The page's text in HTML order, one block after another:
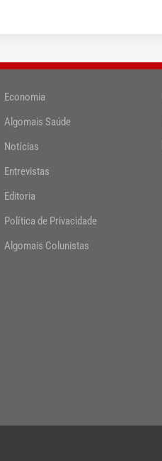
Economia
Algomais Saúde
Notícias
Entrevistas
Editoria
Política de Privacidade
Algomais Colunistas